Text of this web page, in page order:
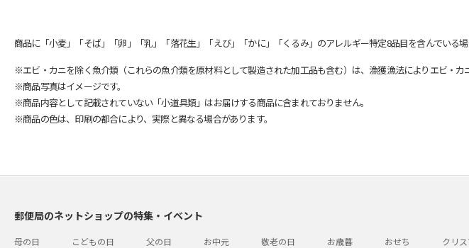
商品に「小麦」「そば」「卵」「乳」「落花生」「えび」「かに」「くるみ」のアレルギー特定8品目を含んでいる場
※エビ・カニを除く魚介類（これらの魚介類を原材料として製造された加工品も含む）は、漁獲漁法によりエビ・
※商品写真はイメージです。
※商品内容として記載されていない「小道具類」はお届けする商品に含まれておりません。
※商品の色は、印刷の都合により、実際と異なる場合があります。
郵便局のネットショップの特集・イベント
母の日 こどもの日 父の日 お中元 敬老の日 お歳暮 おせち クリ